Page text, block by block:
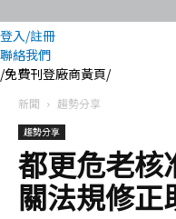
登入/註冊
聯絡我們
/免費刊登廠商黃頁/
新聞 趨勢分享
趨勢分享
都更危老核
關法規修正